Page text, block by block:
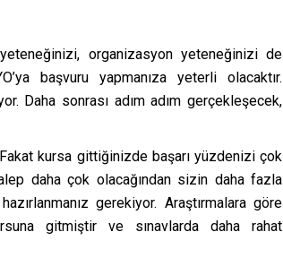
organizasyon yeteneğinizi de
başvuru yapmanıza yeterli olacaktır.
Daha sonrası adım adım gerçekleşecek,
kursa gittiğinizde başarı yüzdenizi çok
daha çok olacağından sizin daha fazla
gerekiyor. Araştırmalara göre
gitmiştir ve sınavlarda daha rahat